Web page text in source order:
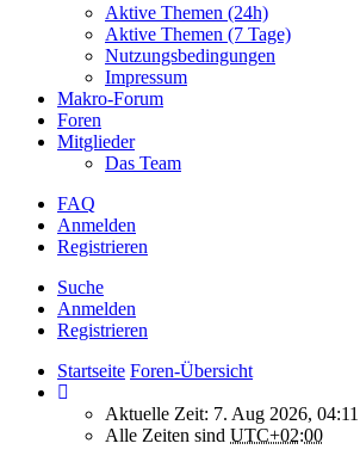
Aktive Themen (24h)
Aktive Themen (7 Tage)
Nutzungsbedingungen
Impressum
Makro-Forum
Foren
Mitglieder
Das Team
FAQ
Anmelden
Registrieren
Suche
Anmelden
Registrieren
Startseite Foren-Übersicht
Aktuelle Zeit: 7. Aug 2026, 04:11
Alle Zeiten sind UTC+02:00